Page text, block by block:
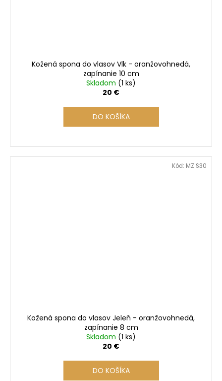
Kožená spona do vlasov Vlk - oranžovohnedá,
zapínanie 10 cm
Skladom (1 ks)
20 €
DO KOŠÍKA
Kožená spona do vlasov Jeleň - oranžovohnedá,
zapínanie 8 cm
Skladom (1 ks)
20 €
DO KOŠÍKA
Kód: MZ S30